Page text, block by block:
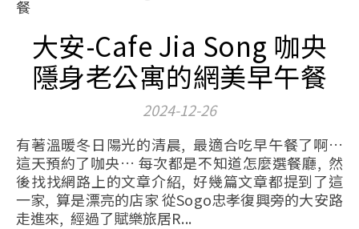
大安-Cafe Jia Song 咖央
隱身老公寓的網美早午餐
2024-12-26
有著溫暖冬日陽光的清晨, 最適合吃早午餐了啊…
這天預約了咖央… 每次都是不知道怎麼選餐廳, 然
後找找網路上的文章介紹, 好幾篇文章都提到了這
一家, 算是漂亮的店家 從Sogo忠孝復興旁的大安路
走進來, 經過了賦樂旅居R...